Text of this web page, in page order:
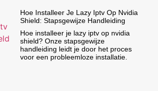
Hoe Installeer Je Lazy Iptv Op Nvidia
Shield: Stapsgewijze Handleiding
Hoe installeer je lazy iptv op nvidia
shield? Onze stapsgewijze
handleiding leidt je door het proces
voor een probleemloze installatie.